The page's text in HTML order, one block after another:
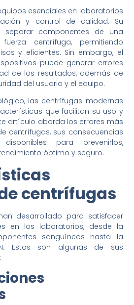
esenciales en laboratorios
y control de calidad. Su
separar componentes de una
centrífuga, permitiendo
y eficientes. Sin embargo, el
puede generar errores
de los resultados, además de
del usuario y el equipo.
las centrífugas modernas
que facilitan su uso y
artículo aborda los errores más
centrífugas, sus consecuencias
para prevenirlos,
óptimo y seguro.
centrífugas
desarrollado para satisfacer
en los laboratorios, desde la
sanguíneos hasta la
Estas son algunas de sus